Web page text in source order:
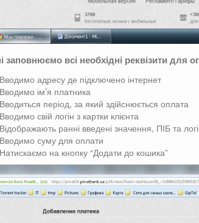
заповнюємо всі необхідні реквізити для
Вводимо адресу де підключено інтернет
Вводимо ім’я платника
Вводиться період, за який здійснюється оплата
Вводимо свій логін з картки клієнта
Відображають ранні введені значення, ПІБ та
Вводимо суму для оплати
Натискаємо на кнопку “Додати до кошика”